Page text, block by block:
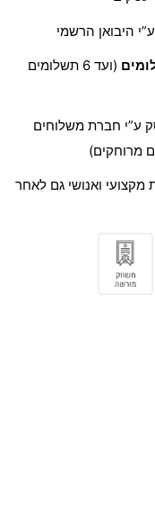
(ועד 6 תשלומים
ע”י חברת משלוחים
מרוחקים)
מקצועי ואנושי גם לאחר